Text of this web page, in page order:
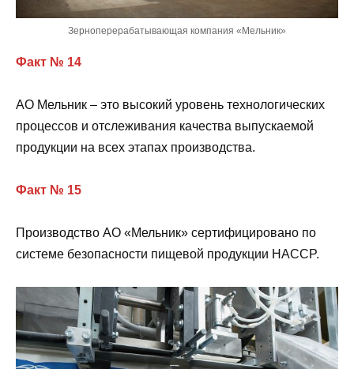
Зерноперерабатывающая компания «Мельник»
Факт № 14
АО Мельник – это высокий уровень технологических
процессов и отслеживания качества выпускаемой
продукции на всех этапах производства.
Факт № 15
Производство АО «Мельник» сертифицировано по
системе безопасности пищевой продукции HACCP.